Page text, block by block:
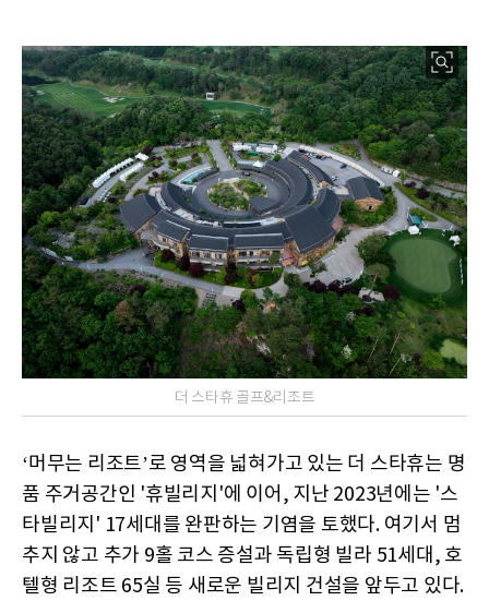
더 스타휴 골프&리조트
‘머무는 리조트’로 영역을 넓혀가고 있는 더 스타휴는 명
품 주거공간인 '휴빌리지'에 이어, 지난 2023년에는 '스
타빌리지' 17세대를 완판하는 기염을 토했다. 여기서 멈
추지 않고 추가 9홀 코스 증설과 독립형 빌라 51세대, 호
텔형 리조트 65실 등 새로운 빌리지 건설을 앞두고 있다.